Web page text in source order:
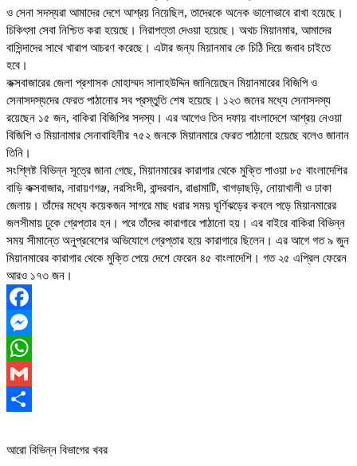
ও সেনা সদস্যরা আমাদের দেশে আশ্রয় নিয়েছিল, তাদেরকে অনেক ভালোভাবে রাখা হয়েছে।
চিকিৎসা সেবা নিশ্চিত করা হয়েছে। নিরাপত্তা দেওয়া হয়েছে। অথচ মিয়ানমার, আমাদের
বাসিন্দাদের সাথে খারাপ আচরণ করেছে। এটার জন্য মিয়ানমার কে চিঠি দিয়ে জবাব চাইতে
হবে।
কক্সবাজারের জেলা প্রশাসক মোহাম্মদ সালাহউদ্দিন জানিয়েছেন মিয়ানমারের বিজিপি ও
সেনাসদস্যদের ফেরত পাঠানোর সব প্রস্তুতি শেষ হয়েছে। ১২৩ জনের মধ্যে সেনাসদস্য
রয়েছেন ১৫ জন, বাকিরা বিজিপির সদস্য। এর আগেও তিন দফায় বাংলাদেশে আশ্রয় নেওয়া
বিজিপি ও মিয়ানামার সেনাবাহিনীর ৭৫২ জনকে মিয়ানমারে ফেরত পাঠানো হয়েছে বলেও জানান
তিনি।
সংশ্লিষ্ট বিভিন্ন সূত্রে জানা গেছে, মিয়ানমারের কারাগার থেকে মুক্তি পাওয়া ৮৫ বাংলাদেশির
বাড়ি কক্সবাজার, নারায়ণগঞ্জ, নরসিংদী, বান্দরবান, রাঙামাটি, খাগড়াছড়ি, নোয়াখালী ও ঢাকা
জেলায়। তাঁদের মধ্যে কয়েকজন সাগরে মাছ ধরার সময় ঘূর্ণিঝড়ের কবলে পড়ে মিয়ানমারের
জলসীমায় ঢুকে গ্রেপ্তার হন। পরে তাঁদের কারাগারে পাঠানো হয়। এর বাইরে বাকিরা বিভিন্ন
সময় সীমান্তে অনুপ্রবেশের অভিযোগে গ্রেপ্তার হয়ে কারাগারে ছিলেন। এর আগে গত ৯ জুন
মিয়ানমারের কারাগার থেকে মুক্তি পেয়ে দেশে ফেরেন ৪৫ বাংলাদেশি। গত ২৫ এপ্রিল ফেরেন
আরও ১৭৩ জন।
Facebook
Messenger
WhatsApp
Gmail
আরো বিভিন্ন বিভাগের খবর